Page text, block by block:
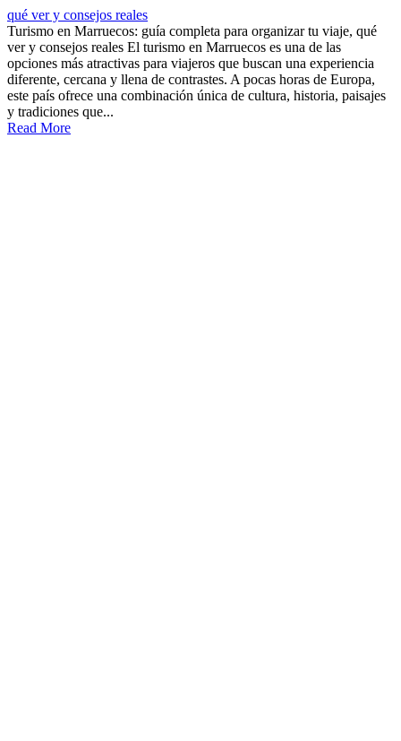
qué ver y consejos reales
Turismo en Marruecos: guía completa para organizar tu viaje, qué
ver y consejos reales El turismo en Marruecos es una de las
opciones más atractivas para viajeros que buscan una experiencia
diferente, cercana y llena de contrastes. A pocas horas de Europa,
este país ofrece una combinación única de cultura, historia, paisajes
y tradiciones que...
Read More